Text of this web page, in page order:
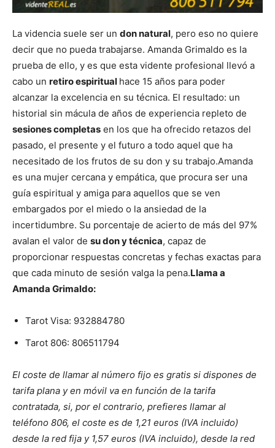
La videncia suele ser un don natural, pero eso no quiere
decir que no pueda trabajarse. Amanda Grimaldo es la
prueba de ello, y es que esta vidente profesional llevó a
cabo un retiro espiritual hace 15 años para poder
alcanzar la excelencia en su técnica. El resultado: un
historial sin mácula de años de experiencia repleto de
sesiones completas en los que ha ofrecido retazos del
pasado, el presente y el futuro a todo aquel que ha
necesitado de los frutos de su don y su trabajo.Amanda
es una mujer cercana y empática, que procura ser una
guía espiritual y amiga para aquellos que se ven
embargados por el miedo o la ansiedad de la
incertidumbre. Su porcentaje de acierto de más del 97%
avalan el valor de su don y técnica, capaz de
proporcionar respuestas concretas y fechas exactas para
que cada minuto de sesión valga la pena.Llama a
Amanda Grimaldo:
Tarot Visa: 932884780
Tarot 806: 806511794
El coste de llamar al número fijo es gratis si dispones de
tarifa plana y en móvil va en función de la tarifa
contratada, si, por el contrario, prefieres llamar al
teléfono 806, el coste es de 1,21 euros (IVA incluido)
desde la red fija y 1,57 euros (IVA incluido), desde la red